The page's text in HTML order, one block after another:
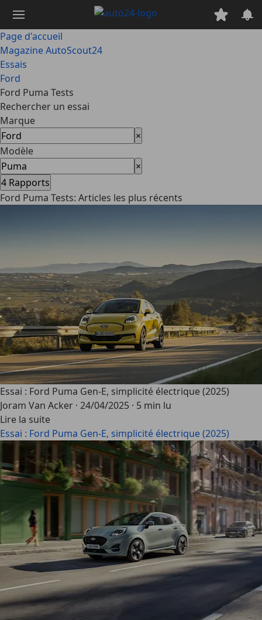
contenu
principal
Page d'accueil
Magazine AutoScout24
Essais
Ford
Ford Puma Tests
Rechercher un essai
Marque
×
Modèle
×
4 Rapports
Ford Puma Tests: Articles les plus récents
Essai : Ford Puma Gen-E, simplicité électrique (2025)
Joram Van Acker · 24/04/2025 · 5 min lu
Lire la suite
Essai : Ford Puma Gen-E, simplicité électrique (2025)